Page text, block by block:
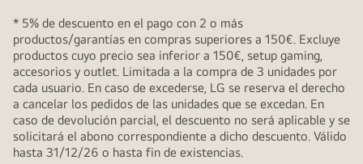
* 5% de descuento en el pago con 2 o más
productos/garantías en compras superiores a 150€. Excluye
productos cuyo precio sea inferior a 150€, setup gaming,
accesorios y outlet. Limitada a la compra de 3 unidades por
cada usuario. En caso de excederse, LG se reserva el derecho
a cancelar los pedidos de las unidades que se excedan. En
caso de devolución parcial, el descuento no será aplicable y se
solicitará el abono correspondiente a dicho descuento. Válido
hasta 31/12/26 o hasta fin de existencias.